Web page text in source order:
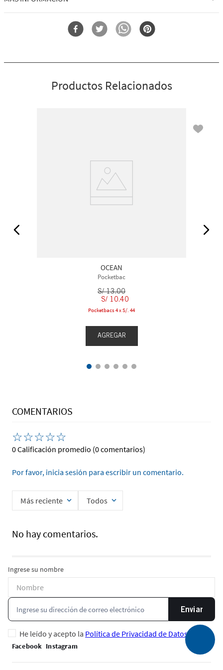
Por qué te encantará:
Combate los gérmenes en cualquier lugar con una refrescante
Pocketbac
Productos Relacionados
OCEAN
Pocketbac
S/ 13.00
S/ 10.40
Pocketbacs 4 x S/. 44
AGREGAR
COMENTARIOS
☆☆☆☆☆
0 Calificación promedio (0 comentarios)
Por favor, inicia sesión para escribir un comentario.
Más reciente Todos
No hay comentarios.
Ingrese su nombre
Enviar
He leído y acepto la Política de Privacidad de Datos